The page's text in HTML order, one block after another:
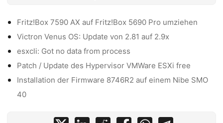
Fritz!Box 7590 AX auf Fritz!Box 5690 Pro umziehen
Victron Venus OS: Update von 2.81 auf 2.9x
esxcli: Got no data from process
Patch / Update des Hypervisor VMWare ESXi free
Installation der Firmware 8746R2 auf einem Nibe SMO
40